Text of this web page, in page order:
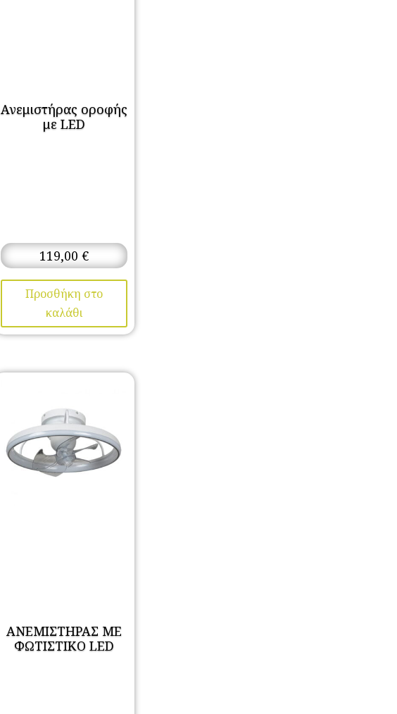
Ανεμιστήρας οροφής
με LED
119,00 €
Προσθήκη στο
καλάθι
ΑΝΕΜΙΣΤΗΡΑΣ ΜΕ
ΦΩΤΙΣΤΙΚΟ LED